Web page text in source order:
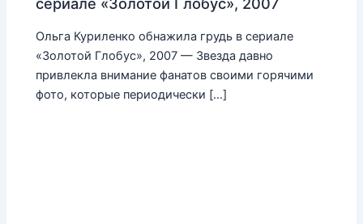
Ольга Куриленко обнажила грудь в сериале
«Золотой Глобус», 2007 — Звезда давно
привлекла внимание фанатов своими горячими
фото, которые периодически […]